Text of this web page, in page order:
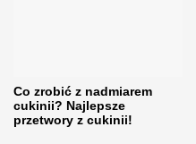
Co zrobić z nadmiarem
cukinii? Najlepsze
przetwory z cukinii!